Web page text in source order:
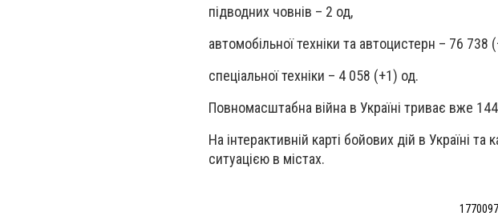
підводних човнів – 2 од,
автомобільної техніки та автоцистерн – 76 738
спеціальної техніки – 4 058 (+1) од.
Повномасштабна війна в Україні триває вже
На інтерактивній карті бойових дій в Україні
ситуацією в містах.